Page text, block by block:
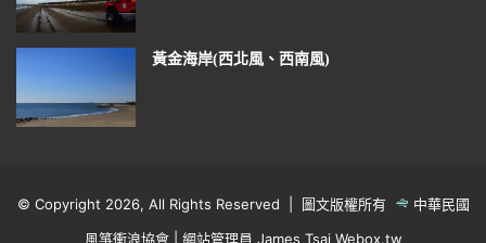
黃金海岸(西北風、西南風)
© Copyright 2026, All Rights Reserved | 圖文版權所有
中華民國
風箏衝浪協會| 網站管理員 James Tsai Webox.tw